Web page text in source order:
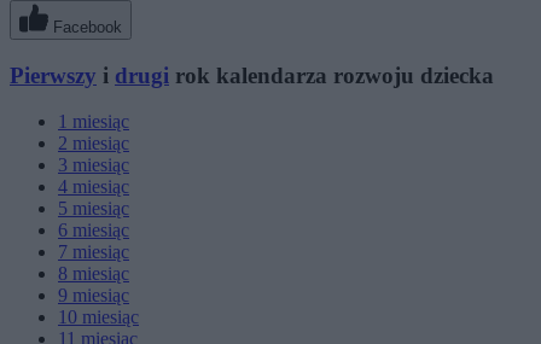
Facebook
Pierwszy i drugi rok kalendarza rozwoju dziecka
1 miesiąc
2 miesiąc
3 miesiąc
4 miesiąc
5 miesiąc
6 miesiąc
7 miesiąc
8 miesiąc
9 miesiąc
10 miesiąc
11 miesiąc